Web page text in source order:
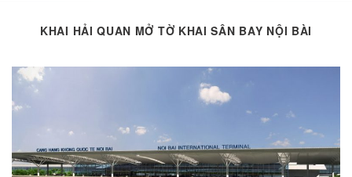
KHAI HẢI QUAN MỞ TỜ KHAI SÂN BAY NỘI BÀI